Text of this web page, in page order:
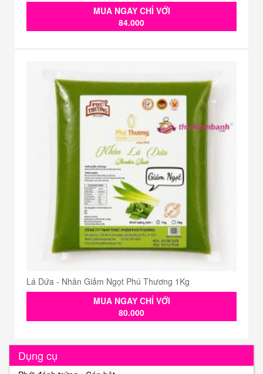
MUA NGAY CHỈ VỚI
84.000
Lá Dứa - Nhân Giảm Ngọt Phú Thương 1Kg
MUA NGAY CHỈ VỚI
80.000
Dụng cụ